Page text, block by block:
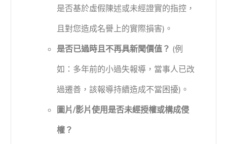
是否基於虛假陳述或未經證實的指控，
且對您造成名譽上的實際損害)。
是否已過時且不再具新聞價值？ (例
如：多年前的小過失報導，當事人已改
過遷善，該報導持續造成不當困擾)。
圖片/影片使用是否未經授權或構成侵
權？